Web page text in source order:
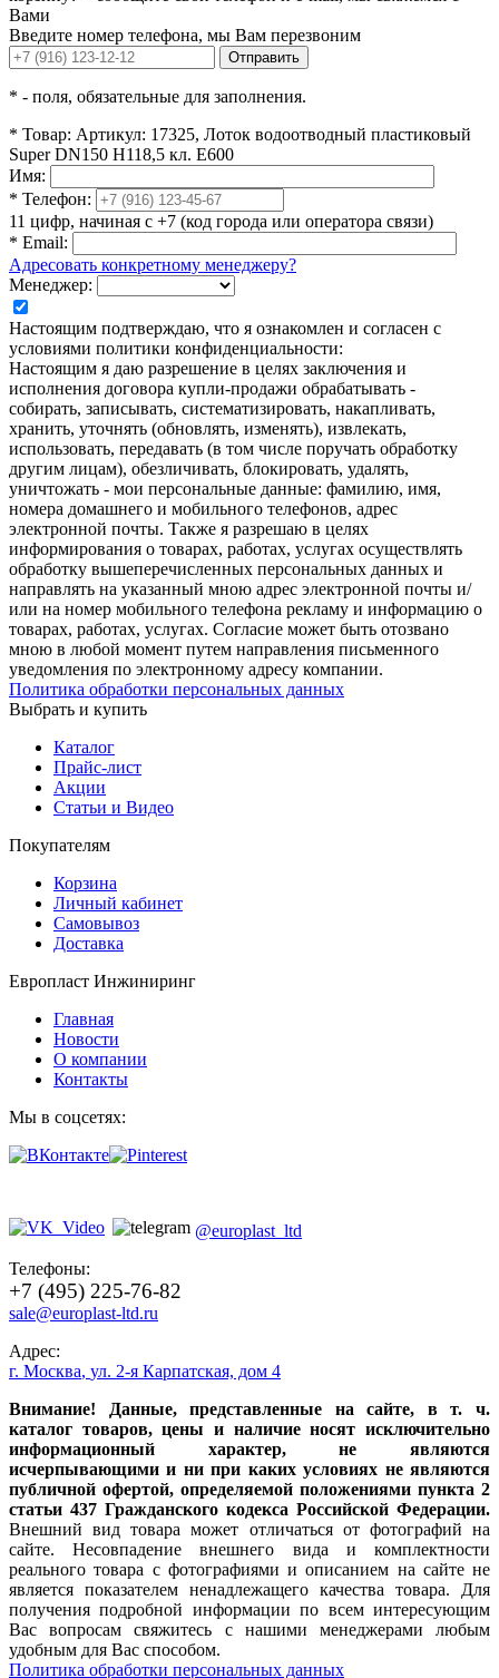
Вами
Введите номер телефона, мы Вам перезвоним
Отправить
* - поля, обязательные для заполнения.
* Товар: Артикул: 17325, Лоток водоотводный пластиковый
Super DN150 H118,5 кл. Е600
Имя:
* Телефон:
11 цифр, начиная с +7 (код города или оператора связи)
* Email:
Адресовать конкретному менеджеру?
Менеджер:
Настоящим подтверждаю, что я ознакомлен и согласен с
условиями политики конфиденциальности:
Настоящим я даю разрешение в целях заключения и
исполнения договора купли-продажи обрабатывать -
собирать, записывать, систематизировать, накапливать,
хранить, уточнять (обновлять, изменять), извлекать,
использовать, передавать (в том числе поручать обработку
другим лицам), обезличивать, блокировать, удалять,
уничтожать - мои персональные данные: фамилию, имя,
номера домашнего и мобильного телефонов, адрес
электронной почты. Также я разрешаю в целях
информирования о товарах, работах, услугах осуществлять
обработку вышеперечисленных персональных данных и
направлять на указанный мною адрес электронной почты и/
или на номер мобильного телефона рекламу и информацию о
товарах, работах, услугах. Согласие может быть отозвано
мною в любой момент путем направления письменного
уведомления по электронному адресу компании.
Политика обработки персональных данных
Выбрать и купить
Каталог
Прайс-лист
Акции
Статьи и Видео
Покупателям
Корзина
Личный кабинет
Самовывоз
Доставка
Европласт Инжиниринг
Главная
Новости
О компании
Контакты
Мы в соцсетях:
@europlast_ltd
Телефоны:
+7 (495) 225-76-82
sale@europlast-ltd.ru
Адрес:
г. Москва, ул. 2-я Карпатская, дом 4
Внимание! Данные, представленные на сайте, в т. ч.
каталог товаров, цены и наличие носят исключительно
информационный характер, не являются
исчерпывающими и ни при каких условиях не являются
публичной офертой, определяемой положениями пункта 2
статьи 437 Гражданского кодекса Российской Федерации.
Внешний вид товара может отличаться от фотографий на
сайте. Несовпадение внешнего вида и комплектности
реального товара с фотографиями и описанием на сайте не
является показателем ненадлежащего качества товара. Для
получения подробной информации по всем интересующим
Вас вопросам свяжитесь с нашими менеджерами любым
удобным для Вас способом.
Политика обработки персональных данных